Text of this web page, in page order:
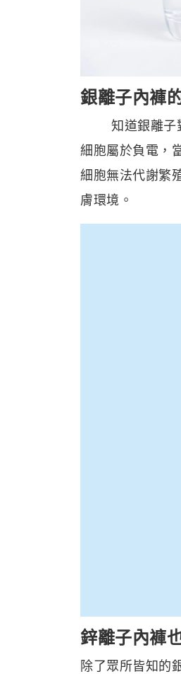
銀離子內褲
知道銀離子對
細胞屬於負電，
細胞無法代謝繁
膚環境。
鋅離子內褲
除了眾所皆知的